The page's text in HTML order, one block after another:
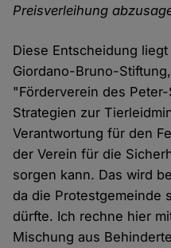
Preisverleihung
Diese Entscheidung
Giordano-Bruno-
"Förderverein des
Strategien zur
Verantwortung für den
der Verein für die
sorgen kann. Das wird
da die Protestgemeinde
dürfte. Ich rechne hier
Mischung aus